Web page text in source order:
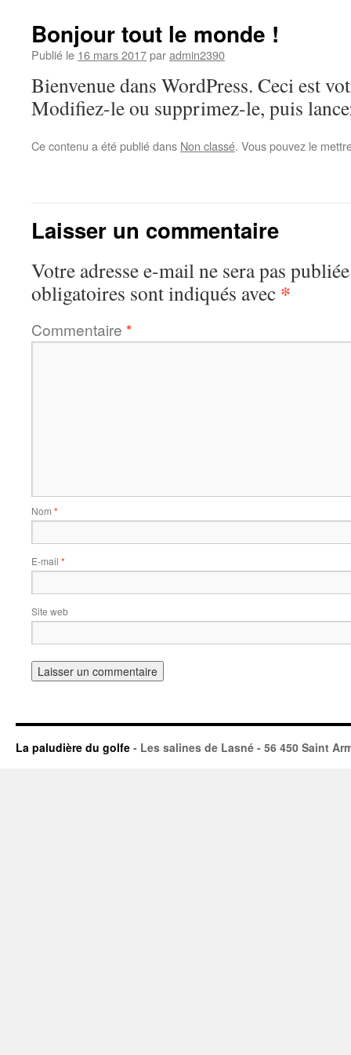
Bonjour tout le monde !
Publié le 16 mars 2017paradmin2390
Bienvenue dans WordPress. Ceci est
Modifiez-le ou supprimez-le, puis
Ce contenu a été publié dans Non classé. Vous pouvez le
Laisser un commentaire
Votre adresse e-mail ne sera pas
obligatoires sont indiqués avec *
Commentaire *
Nom *
E-mail *
Site web
La paludière du golfe - Les salines de Lasné - 56 450 Saint